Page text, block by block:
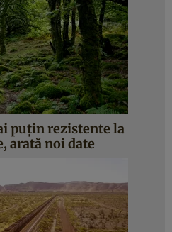
puțin rezistente la
arată noi date